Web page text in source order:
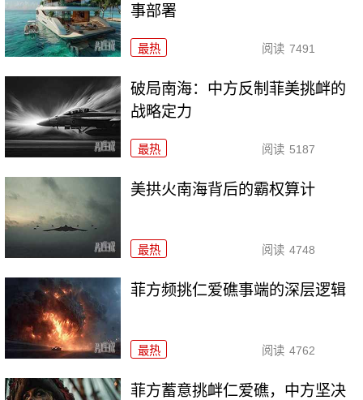
事部署
最热 阅读 7491
破局南海：中方反制菲美挑衅的
战略定力
最热 阅读 5187
美拱火南海背后的霸权算计
最热 阅读 4748
菲方频挑仁爱礁事端的深层逻辑
最热 阅读 4762
菲方蓄意挑衅仁爱礁，中方坚决